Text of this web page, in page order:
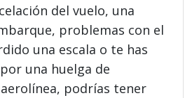
del vuelo, una
problemas con el
una escala o te has
una huelga de
podrías tener